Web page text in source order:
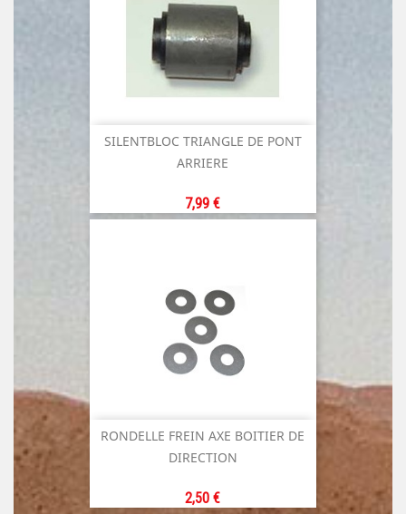
SILENTBLOC TRIANGLE DE PONT
ARRIERE
Prix
7,99 €
RONDELLE FREIN AXE BOITIER DE
DIRECTION
Prix
2,50 €